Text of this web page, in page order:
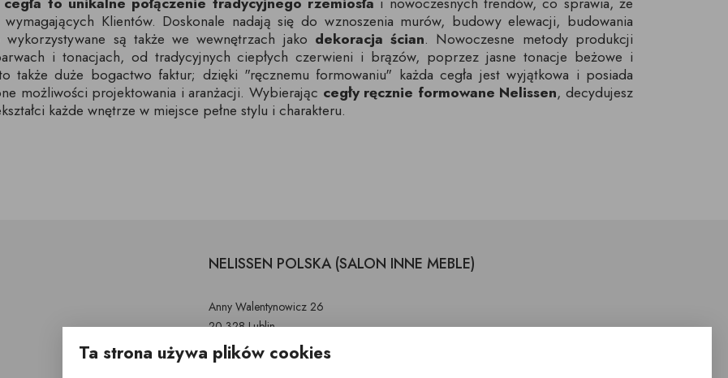
Klientów. Doskonale nadają się do wznoszenia murów, budowy elewacji, budowania
są także we wewnętrzach jako dekoracja ścian. Nowoczesne metody produkcji
i tonacjach, od tradycyjnych ciepłych czerwieni i brązów, poprzez jasne tonacje beżowe i
także duże bogactwo faktur; dzięki "ręcznemu formowaniu" każda cegła jest wyjątkowa i posiada
możliwości projektowania i aranżacji. Wybierając cegły ręcznie formowane Nelissen, decydujesz
każde wnętrze w miejsce pełne stylu i charakteru.
NELISSEN POLSKA (SALON INNE MEBLE)
Anny Walentynowicz 26
20-328 Lublin
Ta strona używa plików cookies